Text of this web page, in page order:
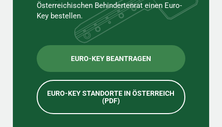
Österreichischen Behindertenrat einen Euro-
Key bestellen.
EURO-KEY BEANTRAGEN
EURO-KEY STANDORTE IN ÖSTERREICH
(PDF)